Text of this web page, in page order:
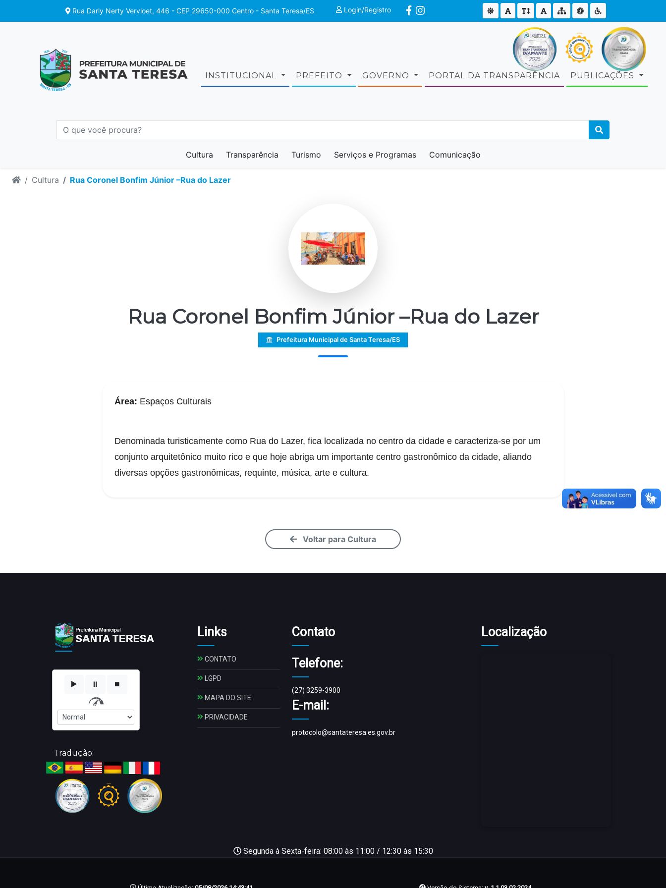
Rua Darly Nerty Vervloet, 446 - CEP 29650-000 Centro - Santa Teresa/ES Login/Registro
INSTITUCIONAL PREFEITO GOVERNO PORTAL DA TRANSPARÊNCIA PUBLICAÇÕES
Cultura Transparência Turismo Serviços e Programas Comunicação
Cultura Rua Coronel Bonfim Júnior –Rua do Lazer
Rua Coronel Bonfim Júnior –Rua do Lazer
Prefeitura Municipal de Santa Teresa/ES
Área: Espaços Culturais
Denominada turisticamente como Rua do Lazer, fica localizada no centro da cidade e caracteriza-se por um
conjunto arquitetônico muito rico e que hoje abriga um importante centro gastronômico da cidade, aliando
diversas opções gastronômicas, requinte, música, arte e cultura.
Voltar para Cultura
▶️ ⏸️ ⏹️
Tradução:
Links
CONTATO
LGPD
MAPA DO SITE
PRIVACIDADE
Contato
Telefone:
(27) 3259-3900
E-mail:
protocolo@santateresa.es.gov.br
Localização
Segunda à Sexta-feira: 08:00 às 11:00 / 12:30 às 15:30